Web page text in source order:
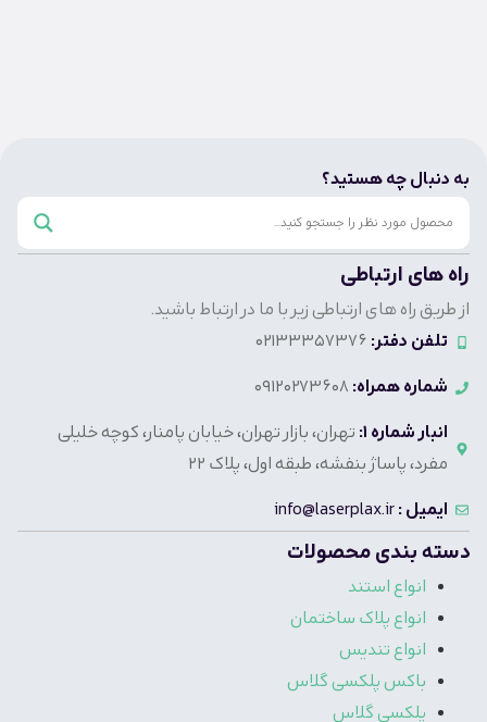
به دنبال چه هستید؟
راه های ارتباطی
از طریق راه های ارتباطی زیر با ما در ارتباط باشید.
تلفن دفتر: 02133357376
شماره همراه: 09120273608
انبار شماره 1:
تهران، بازار تهران، خیابان پامنار، کوچه خلیلی
مفرد، پاساژ بنفشه، طبقه اول، پلاک 22
ایمیل :info@laserplax.ir
دسته بندی محصولات
انواع استند
انواع پلاک ساختمان
انواع تندیس
باکس پلکسی گلاس
پلکسی گلاس